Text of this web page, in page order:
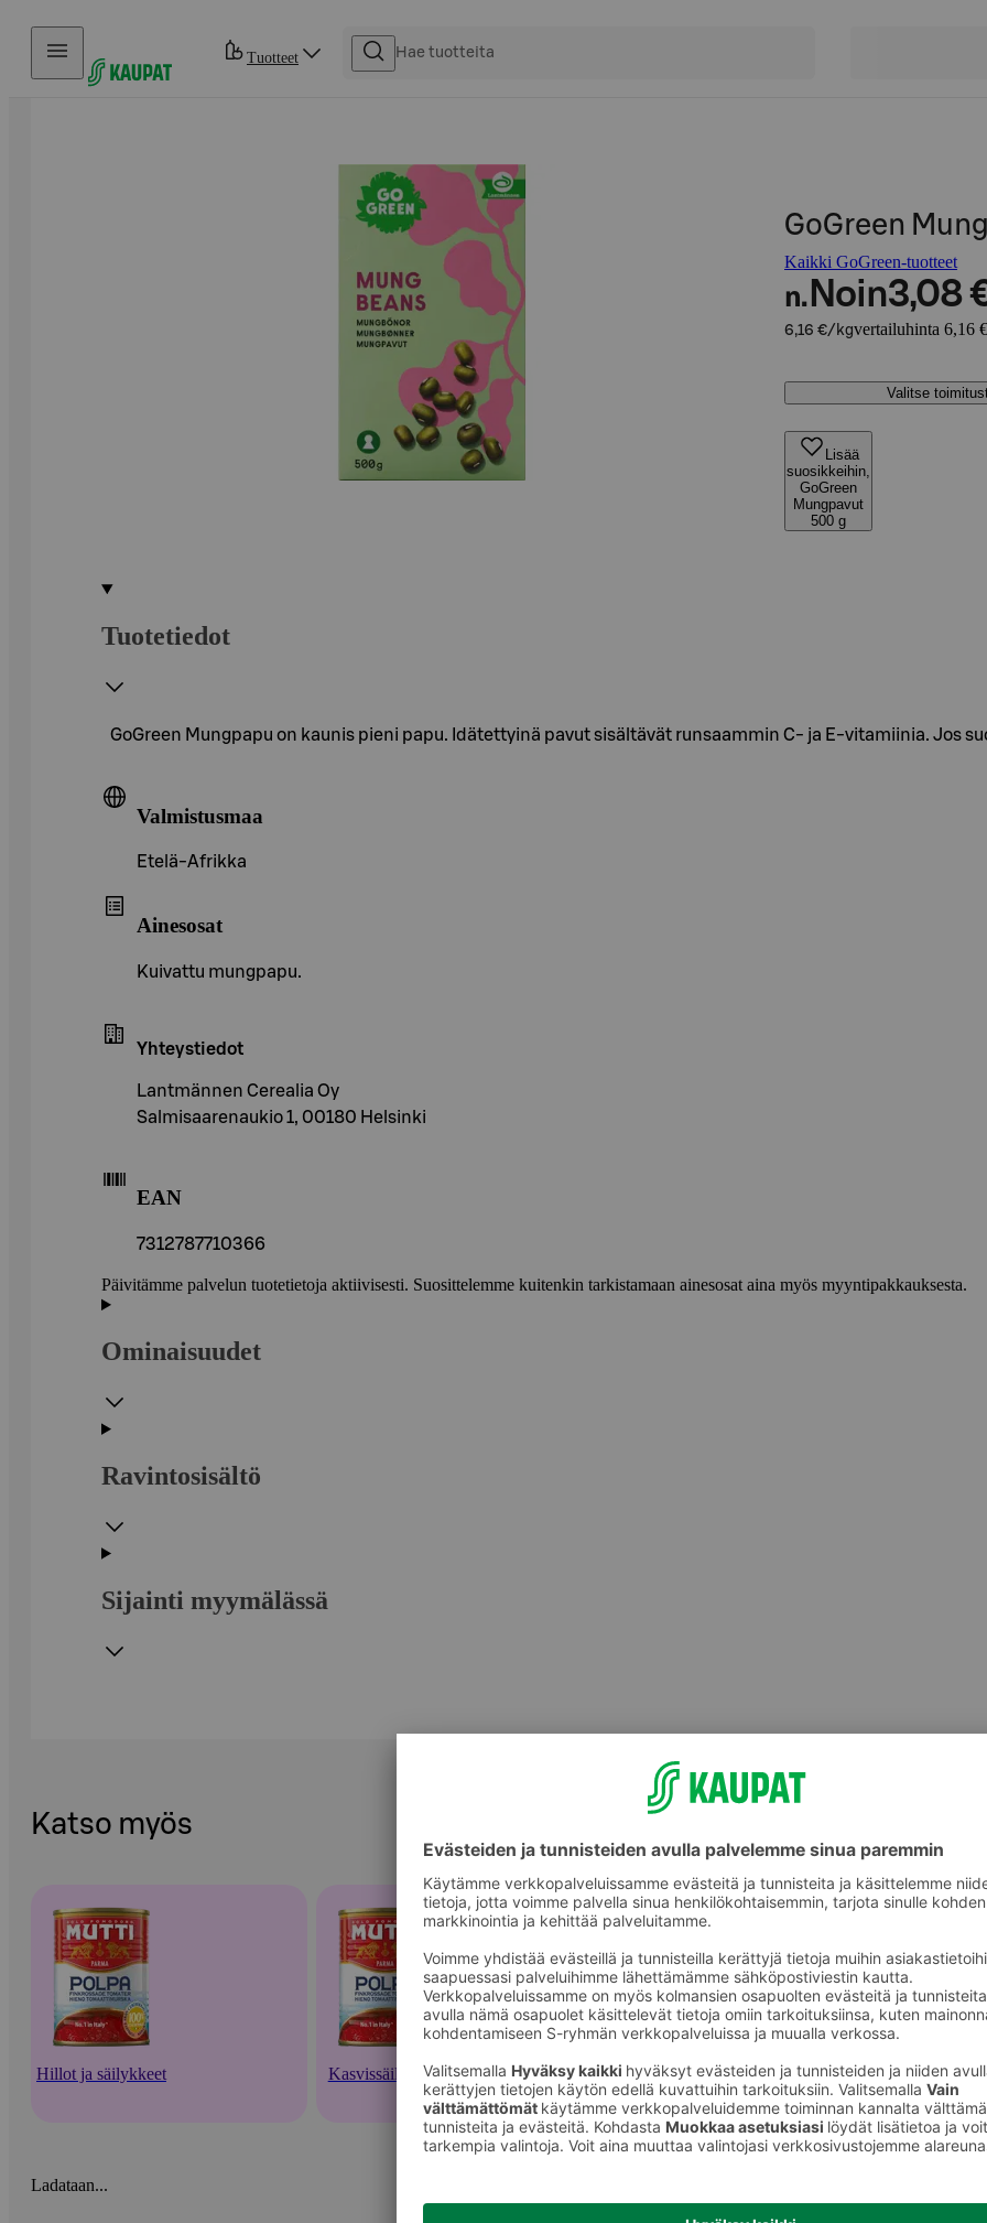
Hyppää sisältöön
Tuotteet
GoGreen
Kaikki GoGreen-tuotteet
n. Noin3,08
6,16 €/kgvertailuhinta 6,16
Valitse
Lisää
suosikkeihin,
GoGreen
Mungpavut
500 g
Tuotetiedot
GoGreen Mungpapu on kaunis pieni papu. Idätettyinä pavut sisältävät runsaammin C- ja E-vitamiinia. Jos
Valmistusmaa
Etelä-Afrikka
Ainesosat
Kuivattu mungpapu.
Yhteystiedot
Lantmännen Cerealia Oy
Salmisaarenaukio 1, 00180 Helsinki
EAN
7312787710366
Päivitämme palvelun tuotetietoja aktiivisesti. Suosittelemme kuitenkin tarkistamaan ainesosat aina myös myyntipakkauksesta.
Ominaisuudet
Ravintosisältö
Sijainti myymälässä
Katso myös
Hillot ja säilykkeet Kasvissäilykkeet Pavut
Ladataan...